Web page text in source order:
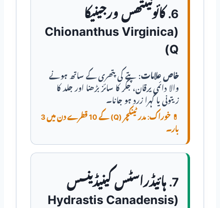
6. کائونینتھس ورجینیکا
(Chionanthus Virginica
Q)
خاص علامات: پتے کی پتھری کے ساتھ ہونے
والا دائمی یرقان، جگر کا سائز بڑھنا اور جلد کا
زیتونی یا گہرا زرد ہو جانا۔
💊خوراک:
مدر ٹینکچر (Q) کے 10 قطرے دن میں 3
بار۔
7. ہائیڈراسٹس کینیڈینسس
(Hydrastis Canadensis